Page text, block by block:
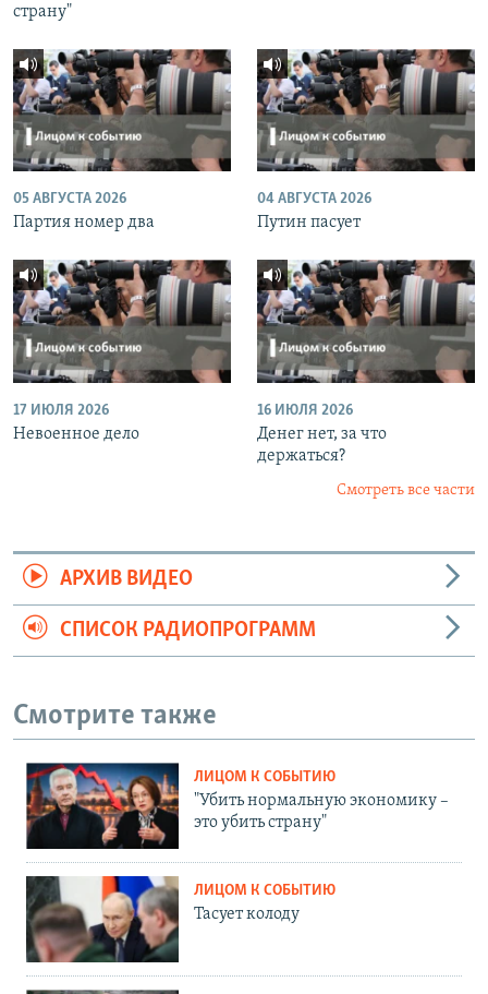
страну"
05 АВГУСТА 2026
Партия номер два
04 АВГУСТА 2026
Путин пасует
17 ИЮЛЯ 2026
Невоенное дело
16 ИЮЛЯ 2026
Денег нет, за что
держаться?
Смотреть все части
АРХИВ ВИДЕО
СПИСОК РАДИОПРОГРАММ
Смотрите также
ЛИЦОМ К СОБЫТИЮ
"Убить нормальную экономику –
это убить страну"
ЛИЦОМ К СОБЫТИЮ
Тасует колоду